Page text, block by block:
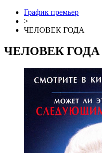
График премьер
>
ЧЕЛОВЕК ГОДА
ЧЕЛОВЕК ГОДА